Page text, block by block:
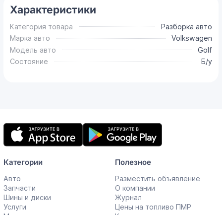
Характеристики
Категория товара
Разборка авто
Марка авто
Volkswagen
Модель авто
Golf
Состояние
Б/у
Мобильное
приложение
Категории
Авто
Запчасти
Шины и диски
Услуги
Полезное
Разместить объявление
О компании
Журнал
Цены на топливо ПМР